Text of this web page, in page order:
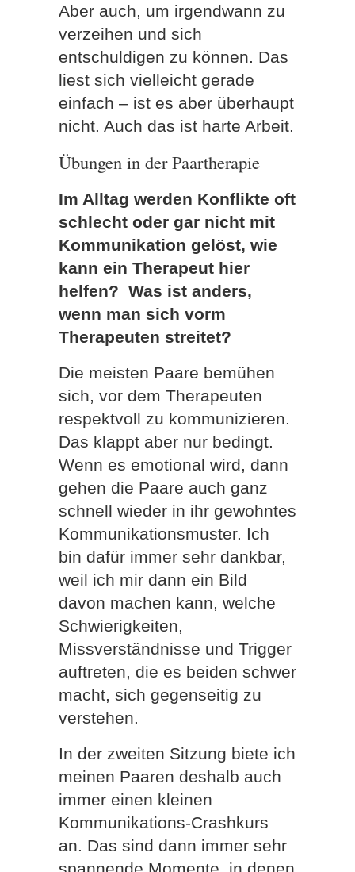
Aber auch, um irgendwann zu
verzeihen und sich
entschuldigen zu können. Das
liest sich vielleicht gerade
einfach – ist es aber überhaupt
nicht. Auch das ist harte Arbeit.
Übungen in der Paartherapie
Im Alltag werden Konflikte oft
schlecht oder gar nicht mit
Kommunikation gelöst, wie
kann ein Therapeut hier
helfen? Was ist anders,
wenn man sich vorm
Therapeuten streitet?
Die meisten Paare bemühen
sich, vor dem Therapeuten
respektvoll zu kommunizieren.
Das klappt aber nur bedingt.
Wenn es emotional wird, dann
gehen die Paare auch ganz
schnell wieder in ihr gewohntes
Kommunikationsmuster. Ich
bin dafür immer sehr dankbar,
weil ich mir dann ein Bild
davon machen kann, welche
Schwierigkeiten,
Missverständnisse und Trigger
auftreten, die es beiden schwer
macht, sich gegenseitig zu
verstehen.
In der zweiten Sitzung biete ich
meinen Paaren deshalb auch
immer einen kleinen
Kommunikations-Crashkurs
an. Das sind dann immer sehr
spannende Momente, in denen